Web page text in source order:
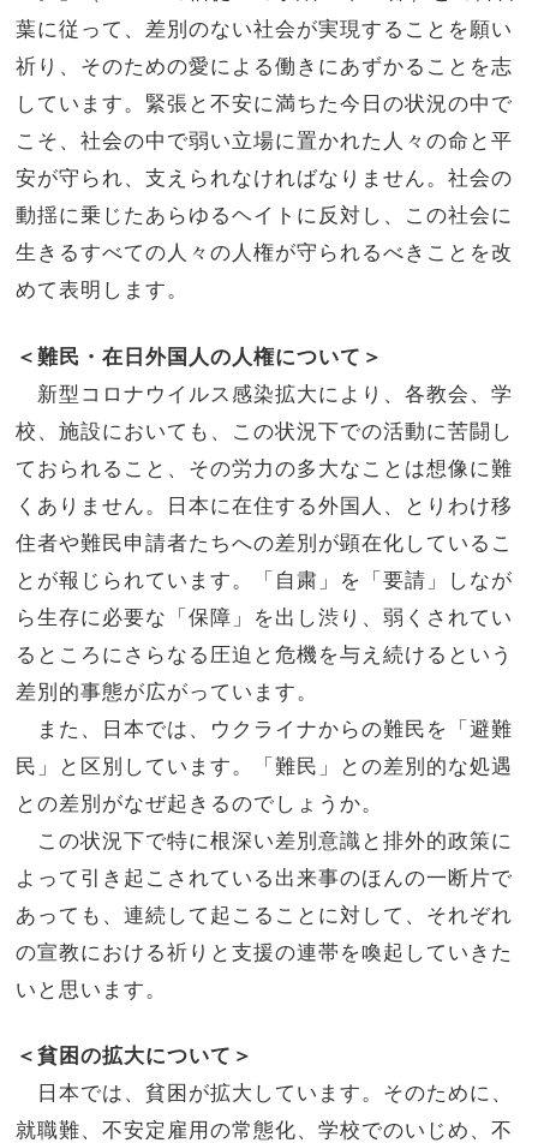
葉に従って、差別のない社会が実現することを願い
祈り、そのための愛による働きにあずかることを志
しています。緊張と不安に満ちた今日の状況の中で
こそ、社会の中で弱い立場に置かれた人々の命と平
安が守られ、支えられなければなりません。社会の
動揺に乗じたあらゆるヘイトに反対し、この社会に
生きるすべての人々の人権が守られるべきことを改
めて表明します。
＜難民・在日外国人の人権について＞
新型コロナウイルス感染拡大により、各教会、学
校、施設においても、この状況下での活動に苦闘し
ておられること、その労力の多大なことは想像に難
くありません。日本に在住する外国人、とりわけ移
住者や難民申請者たちへの差別が顕在化しているこ
とが報じられています。「自粛」を「要請」しなが
ら生存に必要な「保障」を出し渋り、弱くされてい
るところにさらなる圧迫と危機を与え続けるという
差別的事態が広がっています。
また、日本では、ウクライナからの難民を「避難
民」と区別しています。「難民」との差別的な処遇
との差別がなぜ起きるのでしょうか。
この状況下で特に根深い差別意識と排外的政策に
よって引き起こされている出来事のほんの一断片で
あっても、連続して起こることに対して、それぞれ
の宣教における祈りと支援の連帯を喚起していきた
いと思います。
＜貧困の拡大について＞
日本では、貧困が拡大しています。そのために、
就職難、不安定雇用の常態化、学校でのいじめ、不